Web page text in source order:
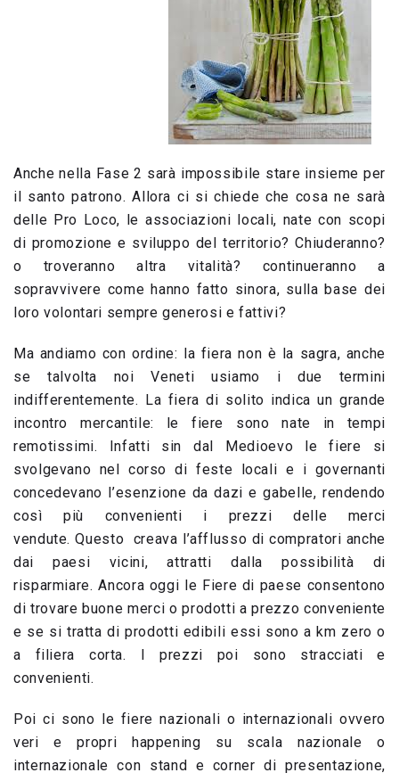
Anche nella Fase 2 sarà impossibile stare insieme per
il santo patrono. Allora ci si chiede che cosa ne sarà
delle Pro Loco, le associazioni locali, nate con scopi
di promozione e sviluppo del territorio? Chiuderanno?
o troveranno altra vitalità? continueranno a
sopravvivere come hanno fatto sinora, sulla base dei
loro volontari sempre generosi e fattivi?
Ma andiamo con ordine: la fiera non è la sagra, anche
se talvolta noi Veneti usiamo i due termini
indifferentemente. La fiera di solito indica un grande
incontro mercantile: le fiere sono nate in tempi
remotissimi. Infatti sin dal Medioevo le fiere si
svolgevano nel corso di feste locali e i governanti
concedevano l’esenzione da dazi e gabelle, rendendo
così più convenienti i prezzi delle merci
vendute. Questo creava l’afflusso di compratori anche
dai paesi vicini, attratti dalla possibilità di
risparmiare. Ancora oggi le Fiere di paese consentono
di trovare buone merci o prodotti a prezzo conveniente
e se si tratta di prodotti edibili essi sono a km zero o
a filiera corta. I prezzi poi sono stracciati e
convenienti.
Poi ci sono le fiere nazionali o internazionali ovvero
veri e propri happening su scala nazionale o
internazionale con stand e corner di presentazione,